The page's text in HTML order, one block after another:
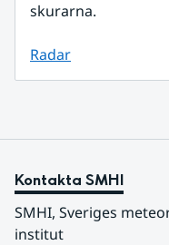
skurarna.
Radar
Kontakta SMHI
SMHI, Sveriges
institut